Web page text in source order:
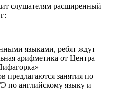
слушателям расширенный
языками, ребят ждут
арифметика от Центра
предлагаются занятия по
по английскому языку и